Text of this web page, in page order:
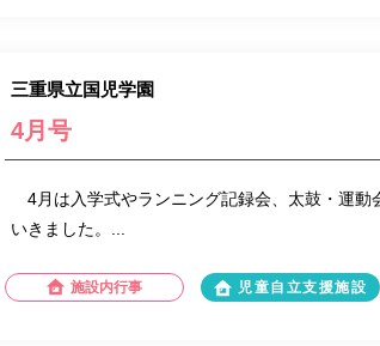
三重県立国児学園
4月号
4月は入学式やランニング記録会、太鼓・運動
いきました。...
施設内行事 児童自立支援施設